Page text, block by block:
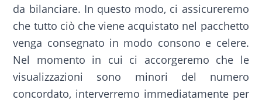
da bilanciare. In questo modo, ci assicureremo
che tutto ciò che viene acquistato nel pacchetto
venga consegnato in modo consono e celere.
Nel momento in cui ci accorgeremo che le
visualizzazioni sono minori del numero
concordato, interverremo immediatamente per